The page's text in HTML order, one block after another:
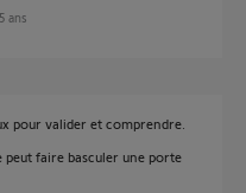
ans
pour valider et comprendre.
faire basculer une porte